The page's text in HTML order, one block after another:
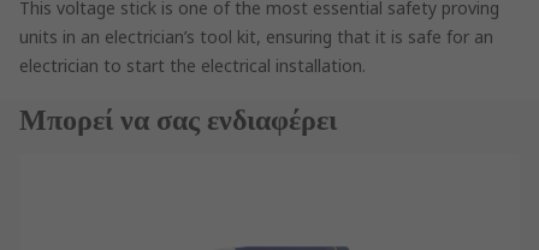
This voltage stick is one of the most essential safety proving
units in an electrician’s tool kit, ensuring that it is safe for an
electrician to start the electrical installation.
Μπορεί να σας ενδιαφέρει